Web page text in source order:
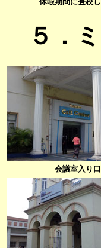
５．
会議室入り口